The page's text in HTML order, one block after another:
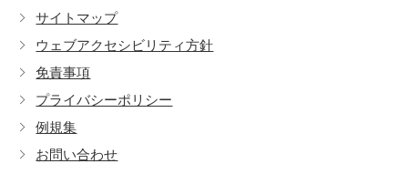
サイトマップ
ウェブアクセシビリティ方針
免責事項
プライバシーポリシー
例規集
お問い合わせ